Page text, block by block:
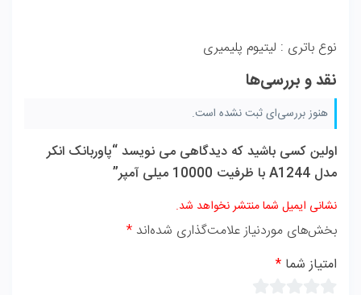
نوع باتری : لیتیوم پلیمیری
نقد و بررسی‌ها
هنوز بررسی‌ای ثبت نشده است.
اولین کسی باشید که دیدگاهی می نویسد “پاوربانک انکر
مدل A1244 با ظرفیت 10000 میلی آمپر”
نشانی ایمیل شما منتشر نخواهد شد.
بخش‌های موردنیاز علامت‌گذاری شده‌اند *
امتیاز شما *